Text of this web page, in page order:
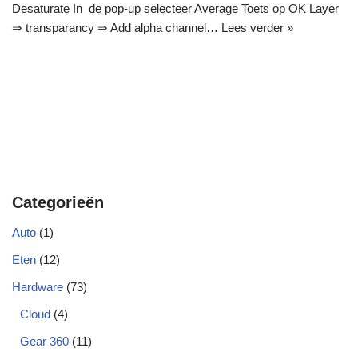
Desaturate In de pop-up selecteer Average Toets op OK Layer
⇒ transparancy ⇒ Add alpha channel… Lees verder »
Categorieën
Auto (1)
Eten (12)
Hardware (73)
Cloud (4)
Gear 360 (11)